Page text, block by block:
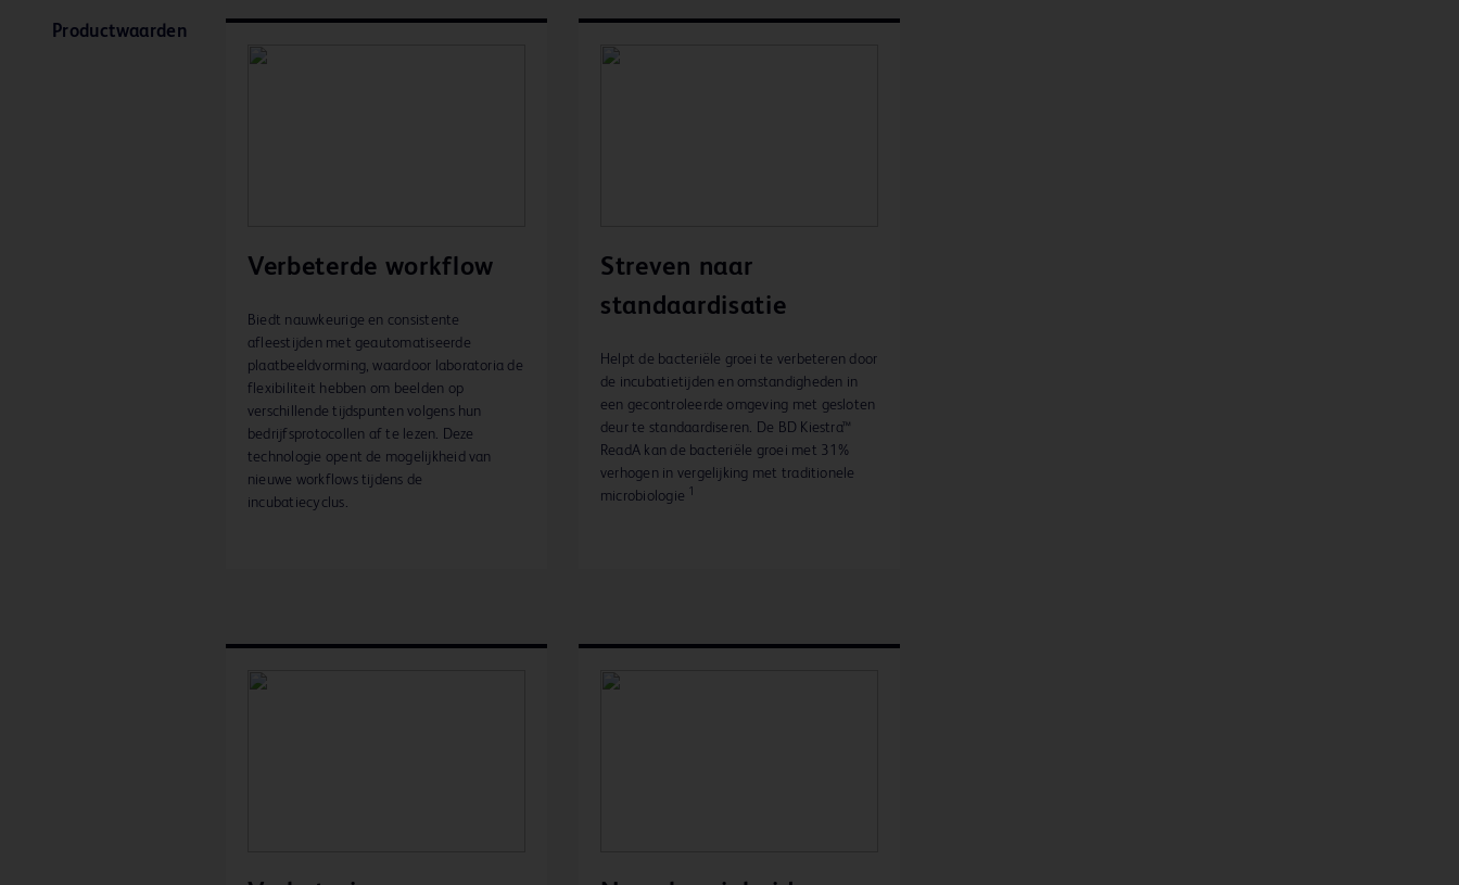
Productwaarden
Verbeterde workflow
Biedt nauwkeurige en consistente
afleestijden met geautomatiseerde
plaatbeeldvorming, waardoor laboratoria de
flexibiliteit hebben om beelden op
verschillende tijdspunten volgens hun
bedrijfsprotocollen af te lezen. Deze
technologie opent de mogelijkheid van
nieuwe workflows tijdens de
incubatiecyclus.
Streven naar
standaardisatie
Helpt de bacteriële groei te verbeteren door
de incubatietijden en omstandigheden in
een gecontroleerde omgeving met gesloten
deur te standaardiseren. De BD Kiestra™
ReadA kan de bacteriële groei met 31%
verhogen in vergelijking met traditionele
microbiologie 1